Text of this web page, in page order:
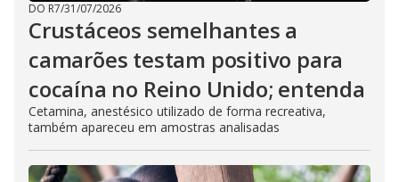
DO R7/31/07/2026
Crustáceos semelhantes a
camarões testam positivo para
cocaína no Reino Unido; entenda
Cetamina, anestésico utilizado de forma recreativa,
também apareceu em amostras analisadas